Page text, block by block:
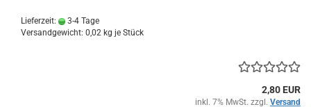
Lieferzeit:
3-4 Tage
Versandgewicht: 0,02 kg je Stück
2,80 EUR
inkl. 7% MwSt. zzgl. Versand